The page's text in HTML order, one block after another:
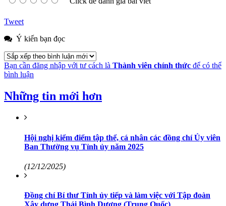
Tweet
Ý kiến bạn đọc
Bạn cần đăng nhập với tư cách là Thành viên chính thức để có thể
bình luận
Những tin mới hơn
Hội nghị kiểm điểm tập thể, cá nhân các đồng chí Ủy viên
Ban Thường vụ Tỉnh ủy năm 2025
(12/12/2025)
Đồng chí Bí thư Tỉnh ủy tiếp và làm việc với Tập đoàn
Xây dựng Thái Bình Dương (Trung Quốc)